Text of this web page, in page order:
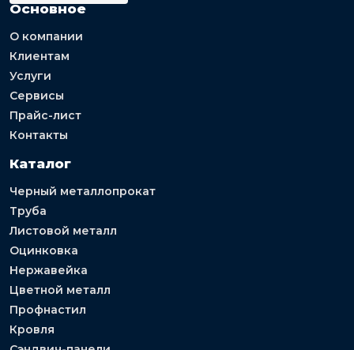
Основное
О компании
Клиентам
Услуги
Сервисы
Прайс-лист
Контакты
Каталог
Черный металлопрокат
Труба
Листовой металл
Оцинковка
Нержавейка
Цветной металл
Профнастил
Кровля